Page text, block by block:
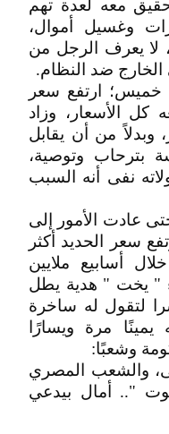
معه لعدة تهم
وغسيل أموال،
لا يعرف الرجل من
ضد النظام.
خميس؛ ارتفع سعر
كل الأسعار، وزاد
من أن يقابل
بترحاب وتوصية،
نفى أنه السبب
عادت الأمور إلى
سعر الحديد أكثر
أسابيع ملايين
" يخت " هدية يطل
لتقول له ساخرة
مرة ويسارًا
وشعبًا:
والشعب المصري
".. أمال بيدعي